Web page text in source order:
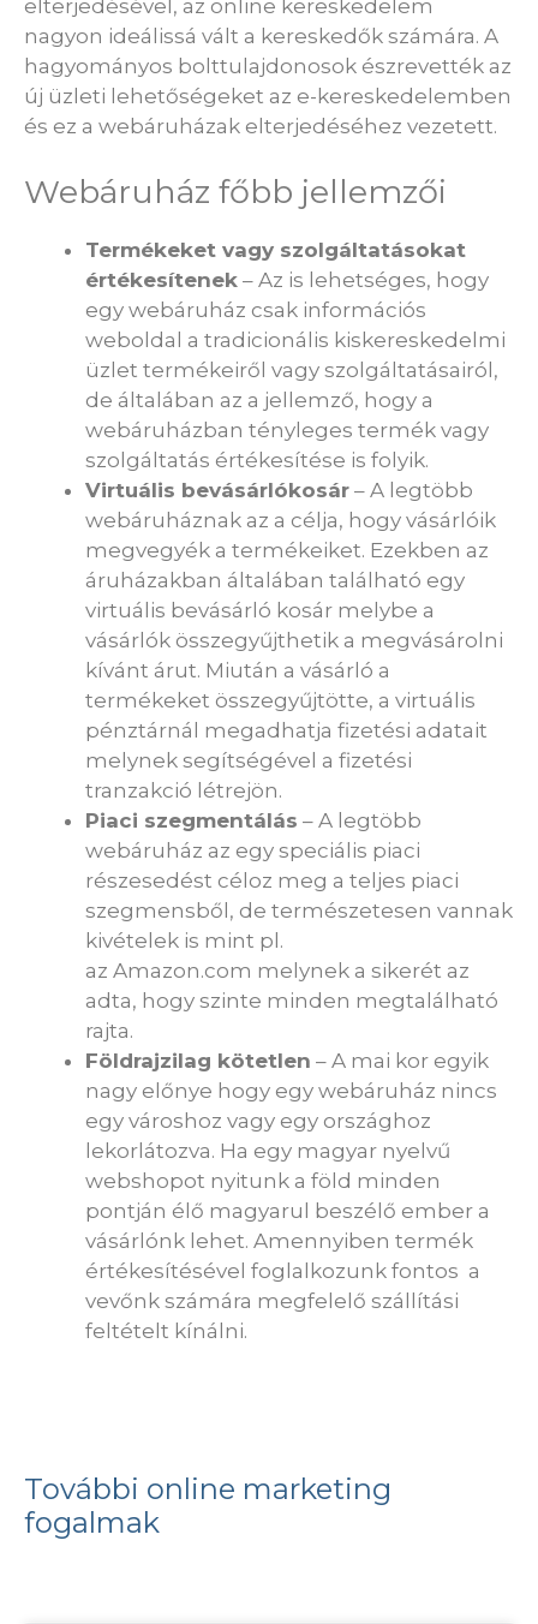
elterjedésével, az online kereskedelem
nagyon ideálissá vált a kereskedők számára. A
hagyományos bolttulajdonosok észrevették az
új üzleti lehetőségeket az e-kereskedelemben
és ez a webáruházak elterjedéséhez vezetett.
Webáruház főbb jellemzői
Termékeket vagy szolgáltatásokat
értékesítenek – Az is lehetséges, hogy
egy webáruház csak információs
weboldal a tradicionális kiskereskedelmi
üzlet termékeiről vagy szolgáltatásairól,
de általában az a jellemző, hogy a
webáruházban tényleges termék vagy
szolgáltatás értékesítése is folyik.
Virtuális bevásárlókosár – A legtöbb
webáruháznak az a célja, hogy vásárlóik
megvegyék a termékeiket. Ezekben az
áruházakban általában található egy
virtuális bevásárló kosár melybe a
vásárlók összegyűjthetik a megvásárolni
kívánt árut. Miután a vásárló a
termékeket összegyűjtötte, a virtuális
pénztárnál megadhatja fizetési adatait
melynek segítségével a fizetési
tranzakció létrejön.
Piaci szegmentálás – A legtöbb
webáruház az egy speciális piaci
részesedést céloz meg a teljes piaci
szegmensből, de természetesen vannak
kivételek is mint pl.
az Amazon.com melynek a sikerét az
adta, hogy szinte minden megtalálható
rajta.
Földrajzilag kötetlen – A mai kor egyik
nagy előnye hogy egy webáruház nincs
egy városhoz vagy egy országhoz
lekorlátozva. Ha egy magyar nyelvű
webshopot nyitunk a föld minden
pontján élő magyarul beszélő ember a
vásárlónk lehet. Amennyiben termék
értékesítésével foglalkozunk fontos a
vevőnk számára megfelelő szállítási
feltételt kínálni.
További online marketing
fogalmak